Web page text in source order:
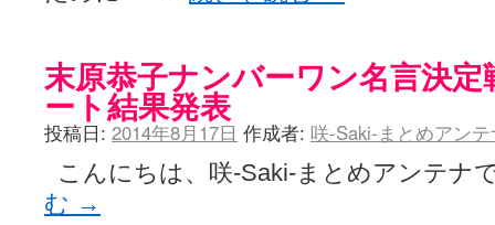
咲-Saki-のてきとう考察 - 咲-Saki- / 記事紹介：書け麻に参加でさっ
嶺上かいほー - 咲-saki- / (7/1日分)dreamscapeが更新していました
アニメを見ながらダラダラと就活をする - 咲-saki- / はるたんイェイ
白い物置 / 咲-Saki- Best Album ～Anthology～を買いました
(00:24)
らぎこのだらだら日記帳 - 咲 -saki- / 咲アンテナ杯お疲れ様でした(半
考える凡人 / [咲-Saki-]姉帯豊音の能力考察―暦占という仮説― (04:47)
まいるーむ / よく分かる、有珠山高校！（キャラについてひたすら語
プンスコ！ 野依日和！ - 咲-Saki- / 小蒔「渚のあわあわダブリィレイ
末原恭子ナンバーワン名言決
ート結果発表
投稿日: 2014年8月17日 作成者: 咲-Saki-まとめアン
こんにちは、咲-Saki-まとめアンテ
む →